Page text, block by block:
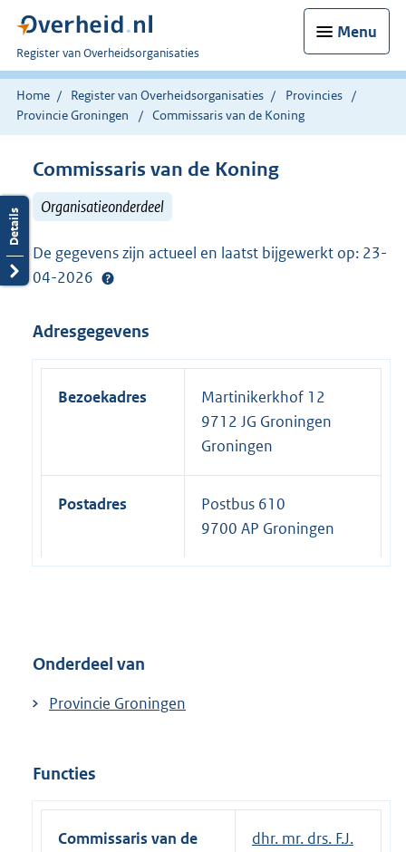
Menu
U
bent
nu
hier:
Register van Overheidsorganisaties
Home Register van Overheidsorganisaties
Provincies
Provincie Groningen
Commissaris van de Koning
Commissaris van de Koning
Organisatieonderdeel
De gegevens zijn actueel en laatst bijgewerkt op: 23-
04-2026
Adresgegevens
Bezoekadres
Martinikerkhof 12
9712 JG Groningen
Groningen
Postadres
Postbus 610
9700 AP Groningen
Onderdeel van
Provincie Groningen
Functies
Commissaris van de
dhr. mr. drs. F.J.